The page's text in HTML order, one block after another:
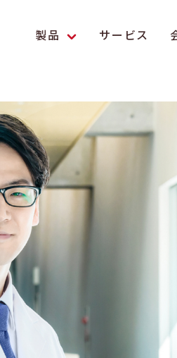
への貢献
製品 サービス